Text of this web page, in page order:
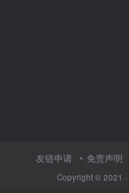
友链申请 免责声明
Copyright © 2021 ·